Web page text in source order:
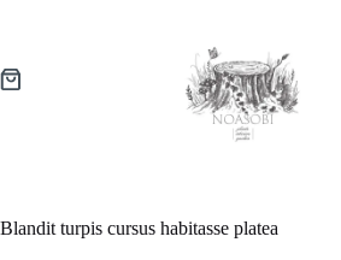
Blandit turpis cursus habitasse platea